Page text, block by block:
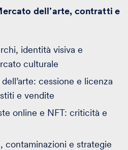
dell’arte, contratti e
identità visiva e
culturale
cessione e licenza
e vendite
online e NFT: criticità e
contaminazioni e strategie